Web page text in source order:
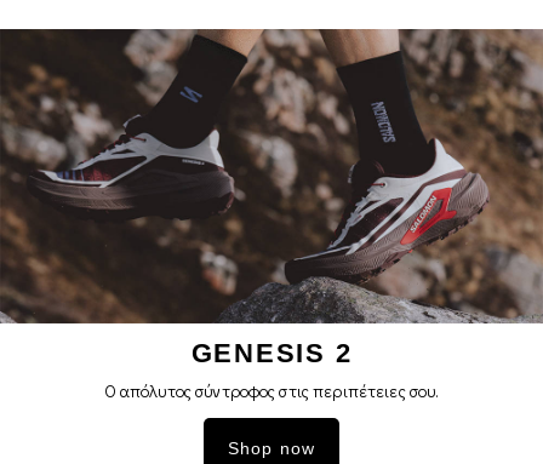
GENESIS 2
Ο απόλυτος σύντροφος στις περιπέτειες σoυ.
Shop now